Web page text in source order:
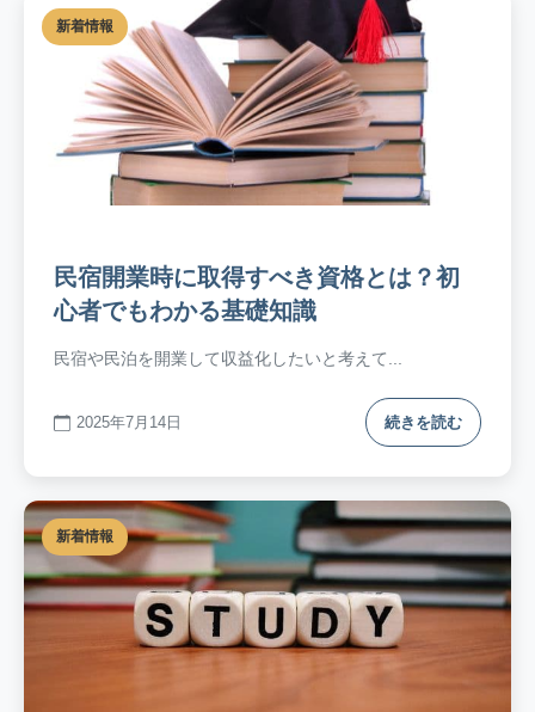
新着情報
民宿開業時に取得すべき資格とは？初
心者でもわかる基礎知識
民宿や民泊を開業して収益化したいと考えて...
2025年7月14日 続きを読む
新着情報